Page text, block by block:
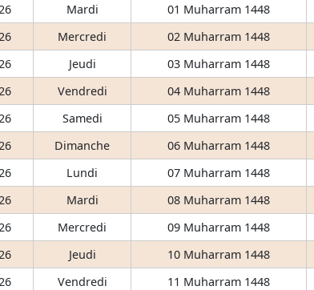
Mardi 01 Muharram 1448
Mercredi 02 Muharram 1448
Jeudi 03 Muharram 1448
Vendredi 04 Muharram 1448
Samedi 05 Muharram 1448
Dimanche 06 Muharram 1448
Lundi 07 Muharram 1448
Mardi 08 Muharram 1448
Mercredi 09 Muharram 1448
Jeudi 10 Muharram 1448
Vendredi 11 Muharram 1448